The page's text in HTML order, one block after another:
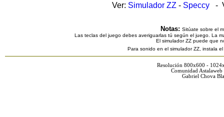
Ver: Simulador ZZ - Speccy -
Notas: Sitúate sobre el
Las teclas del juego debes averiguarlas tú según el juego. La
El simulador ZZ puede que
Para sonido en el simulador ZZ, instala
Resolución 800x600 -
Comunidad
Gabriel Chova